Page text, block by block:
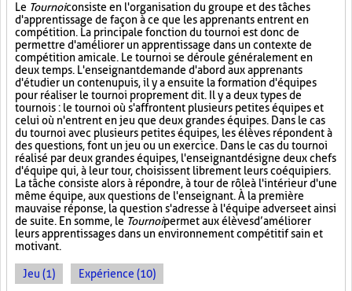
Le Tournoiconsiste en l'organisation du groupe et des tâches
d'apprentissage de façon à ce que les apprenants entrent en
compétition. La principale fonction du tournoi est donc de
permettre d'améliorer un apprentissage dans un contexte de
compétition amicale. Le tournoi se déroule généralement en
deux temps. L'enseignant demande d'abord aux apprenants
d'étudier un contenu puis, il y a ensuite la formation d'équipes
pour réaliser le tournoi proprement dit. Il y a deux types de
tournois : le tournoi où s'affrontent plusieurs petites équipes et
celui où n'entrent en jeu que deux grandes équipes. Dans le cas
du tournoi avec plusieurs petites équipes, les élèves répondent à
des questions, font un jeu ou un exercice. Dans le cas du tournoi
réalisé par deux grandes équipes, l'enseignant désigne deux chefs
d'équipe qui, à leur tour, choisissent librement leurs coéquipiers.
La tâche consiste alors à répondre, à tour de rôle à l'intérieur d'une
même équipe, aux questions de l'enseignant. À la première
mauvaise réponse, la question s'adresse à l'équipe adverse et ainsi
de suite. En somme, le Tournoipermet aux élèves d’améliorer
leurs apprentissages dans un environnement compétitif sain et
motivant.
Jeu (1) Expérience (10)